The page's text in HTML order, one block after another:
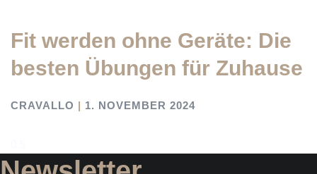
Fit werden ohne Geräte: Die
besten Übungen für Zuhause
CRAVALLO 1. NOVEMBER 2024